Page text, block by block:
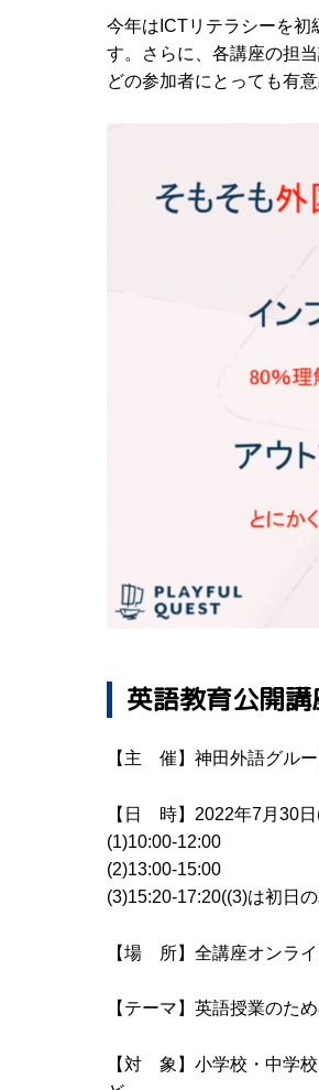
今年はICTリテラシーを初
す。さらに、各講座の担
どの参加者にとっても有
英語教育公開
【主 催】神田外語グル
【日 時】2022年7月30
(1)10:00-12:00
(2)13:00-15:00
(3)15:20-17:20((3)は初日
【場 所】全講座オンラ
【テーマ】英語授業のた
【対 象】小学校・中学